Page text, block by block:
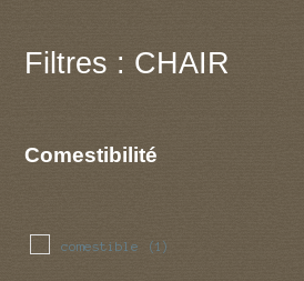
Filtres : CHAIR
Comestibilité
comestible (1)